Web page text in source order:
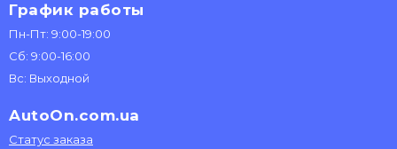
График работы
Пн-Пт: 9:00-19:00
Сб: 9:00-16:00
Вс: Выходной
AutoOn.com.ua
Статус заказа